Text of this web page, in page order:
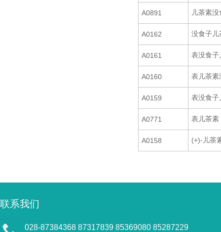
A0891 儿茶素
A0162 没食子儿
A0161 表没食子
A0160 表儿茶素
A0159 表没食子
A0771 表儿茶素
A0158 (+)-儿茶
联系我们
028-87384368 87317839 85369080 85287229